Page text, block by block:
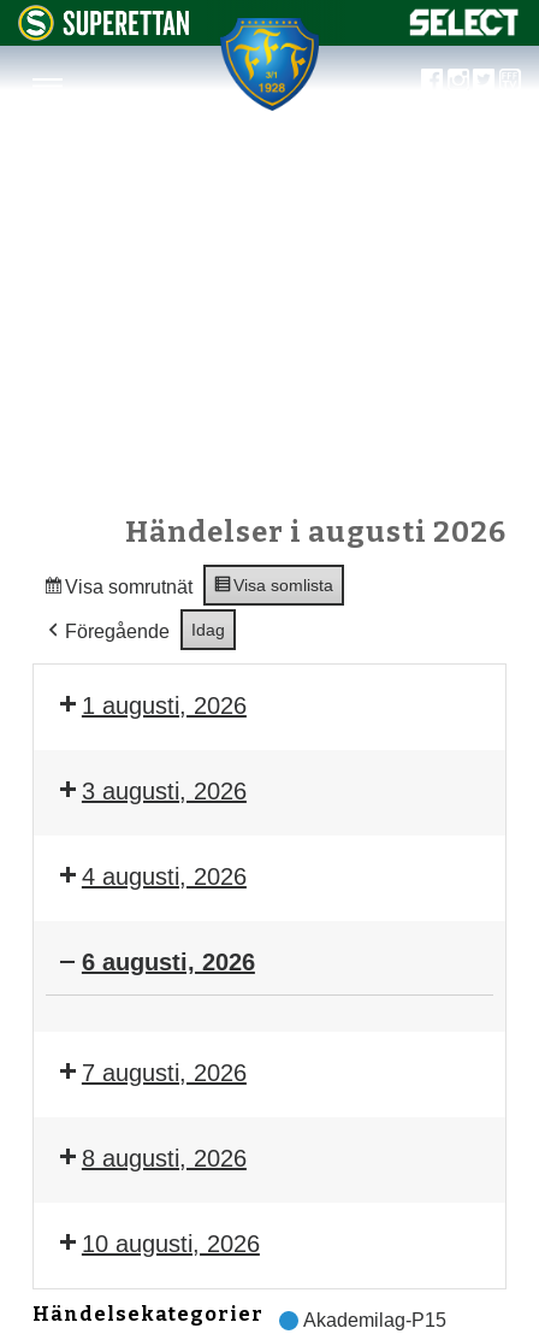
Händelser i augusti 2026
Visa somrutnät Visa somlista
Föregående Idag
1 augusti, 2026
3 augusti, 2026
4 augusti, 2026
6 augusti, 2026
7 augusti, 2026
8 augusti, 2026
10 augusti, 2026
Händelsekategorier Akademilag-P15